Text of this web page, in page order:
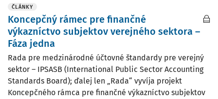
ČLÁNKY
Koncepčný rámec pre finančné
výkazníctvo subjektov verejného sektora –
Fáza jedna
Rada pre medzinárodné ­účtovné štandardy pre verejný
sektor – IPSASB (International Public Sector Accounting
Standards Board); ďalej len „Rada“ vyvíja projekt
Koncepčného rá­mca pre finančné výkazníctvo subjektov